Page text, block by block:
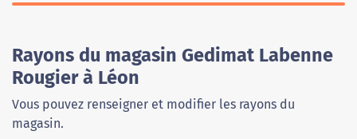
Rayons du magasin Gedimat Labenne
Rougier à Léon
Vous pouvez renseigner et modifier les rayons du
magasin.